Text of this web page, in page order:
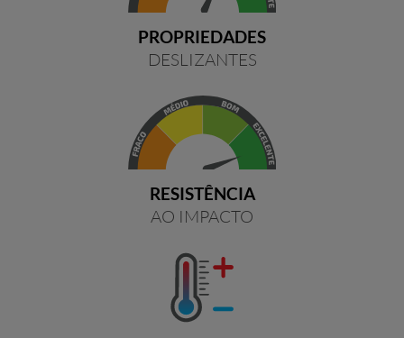
PROPRIEDADES
DESLIZANTES
RESISTÊNCIA
AO IMPACTO